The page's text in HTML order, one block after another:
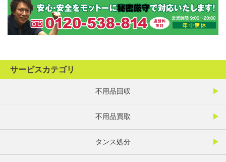
サービスカテゴリ
不用品回収
不用品買取
タンス処分